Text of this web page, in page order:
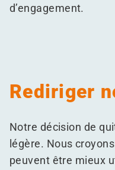
d’engagement.
Rediriger
Notre décision de
légère. Nous
peuvent être mieux